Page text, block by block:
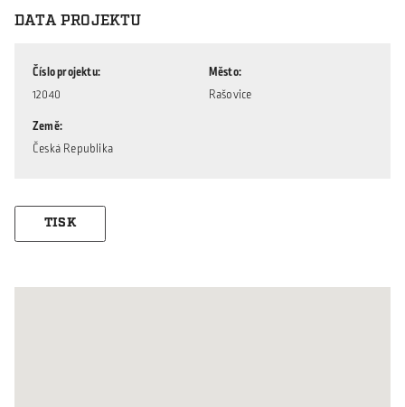
DATA PROJEKTU
Číslo projektu
12040
Země
Česká Republika
Město
Rašovice
TISK